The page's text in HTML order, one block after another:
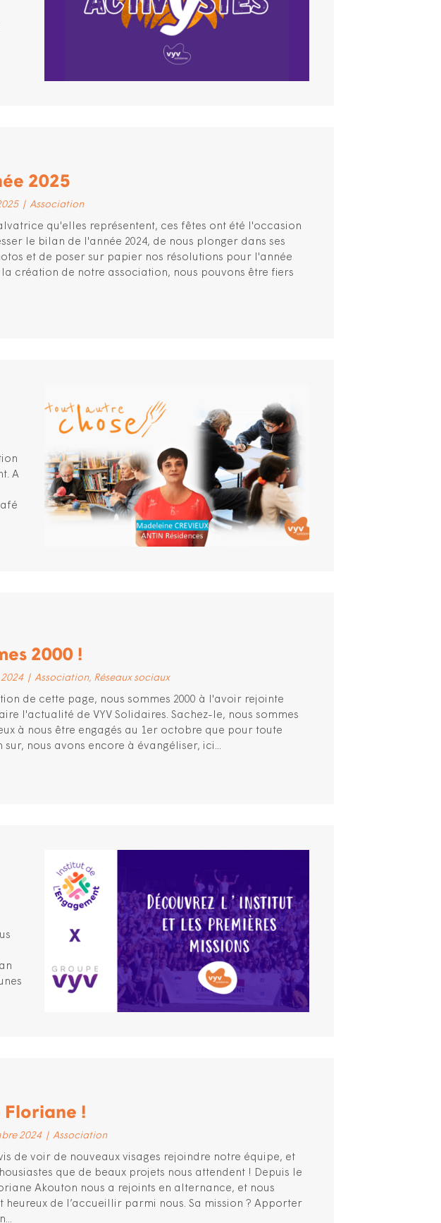
2025
| Association
qu'elles représentent, ces fêtes ont été l'occasion
le bilan de l'année 2024, de nous plonger dans ses
et de poser sur papier nos résolutions pour l'année
la création de notre association, nous pouvons être fiers
A
2000 !
| Association Réseaux sociaux
de cette page, nous sommes 2000 à l'avoir rejointe
l'actualité de VYV Solidaires. Sachez-le, nous sommes
à nous être engagés au 1er octobre que pour toute
sur, nous avons encore à évangéliser, ici...
Floriane !
2024 | Association
de voir de nouveaux visages rejoindre notre équipe, et
que de beaux projets nous attendent ! Depuis le
Akouton nous a rejoints en alternance, et nous
heureux de l’accueillir parmi nous. Sa mission ? Apporter